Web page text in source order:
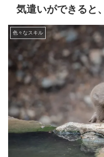
気遣いができると
色々なスキル